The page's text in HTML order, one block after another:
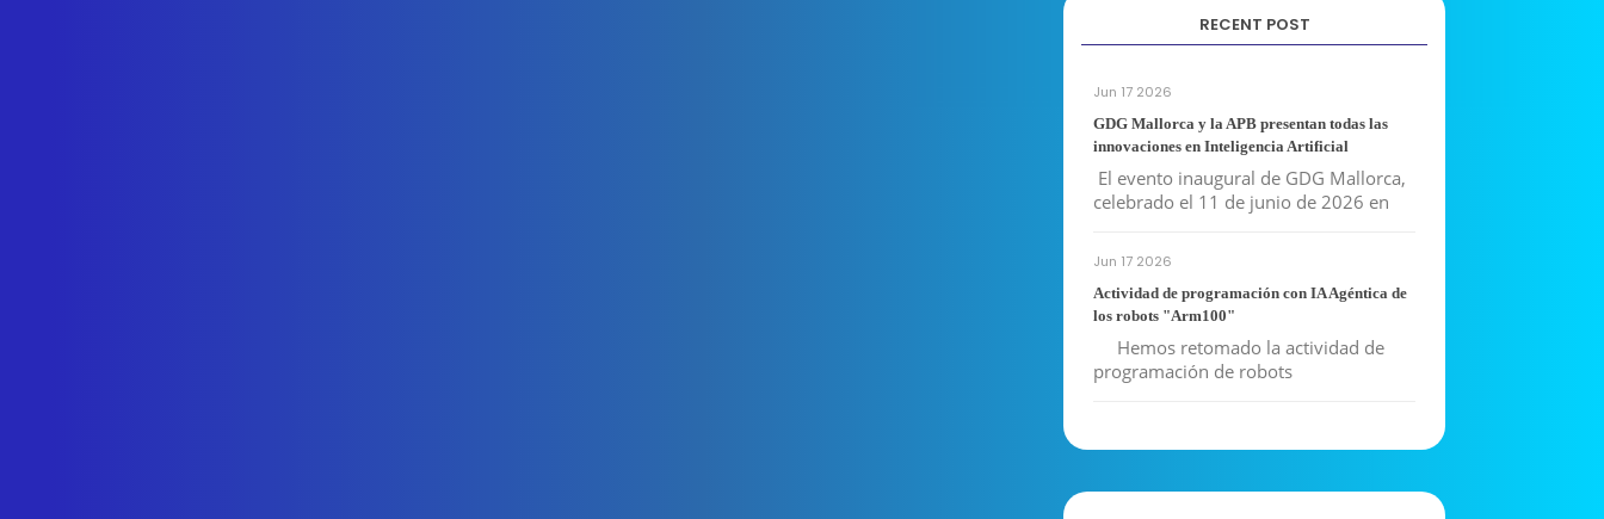
RECENT POST
Jun 17 2026
GDG Mallorca y la APB presentan todas las
innovaciones en Inteligencia Artificial
El evento inaugural de GDG Mallorca,
celebrado el 11 de junio de 2026 en
Jun 17 2026
Actividad de programación con IA Agéntica de
los robots "Arm100"
Hemos retomado la actividad de
programación de robots